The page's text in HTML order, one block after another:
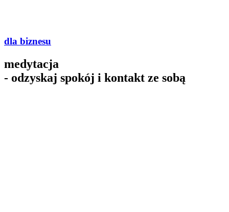
dla biznesu
medytacja
- odzyskaj spokój i kontakt ze sobą